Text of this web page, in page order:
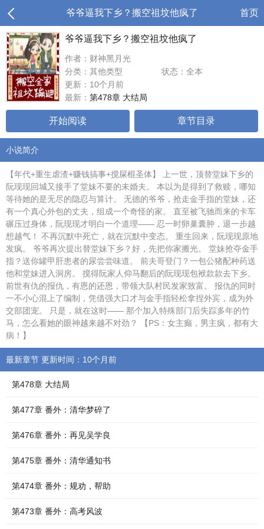
爷爷逼我下乡？搬空祖坟他疯了 首页
爷爷逼我下乡？搬空祖坟他疯了
作者：财神黑月光
分类：其他类型
状态：全本
更新：10个月前
最新： 第478章 大结局
开始阅读 章节目录
小说简介
【年代+重生虐渣+赚钱搞事+搅屎棍圣体】 上一世，顶替堂妹下乡的
阮现现回城又接手了堂妹不要的未婚夫。 本以为是得到了救赎，哪知
等待她的是无尽的隐忍与算计。 无德的爷爷，抢走金手指的堂妹，还
有一个真心外包的丈夫，组成一个奇怪的家。 直至被飞驰而来的卡车
碾压过身体，阮现现才明白一个道理—— 忍一时卵巢囊肿，退一步越
想越气！ 不再沉默中死亡，就在沉默中变态。 重生回来，阮现现原地
发疯。 爷爷再次提出替堂妹下乡？好，先把你家搬光。 堂妹抢夺金手
指？送你罐甲肝患者的尿尝尝味道。 前夫哥登门？一包公猪配种药送
他和堂妹进入洞房。 搅得阮家人仰马翻后的阮现现包袱款款去下乡。
前世有仇的报仇，有恩的还恩，带领大队村民发家致富。 报仇的同时
一不小心混上了编制，凭借强大口才与金手指轻松拿捏外宾，成为外
交部团宠。 只是，就在这时—— 那个加入特殊部门后失踪多年的竹
马，怎么看她的眼神越来越不对劲？ 【PS：女主癫，男主疯，都有大
病！】
最新章节 更新时间：10个月前
第478章 大结局
第477章 番外：清华梦碎了
第476章 番外：再见吴学良
第475章 番外：清华通知书
第474章 番外：规劝，帮助
第473章 番外：高考风波